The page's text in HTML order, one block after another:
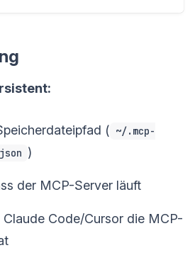
( ~/.mcp-
)
der MCP-Server läuft
Claude Code/Cursor die MCP-